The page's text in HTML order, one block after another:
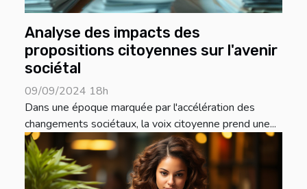
Analyse des impacts des
propositions citoyennes sur l'avenir
sociétal
09/09/2024 18h
Dans une époque marquée par l'accélération des
changements sociétaux, la voix citoyenne prend une...